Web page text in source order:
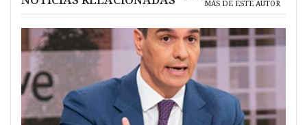
MÁS DE ESTE AUTOR